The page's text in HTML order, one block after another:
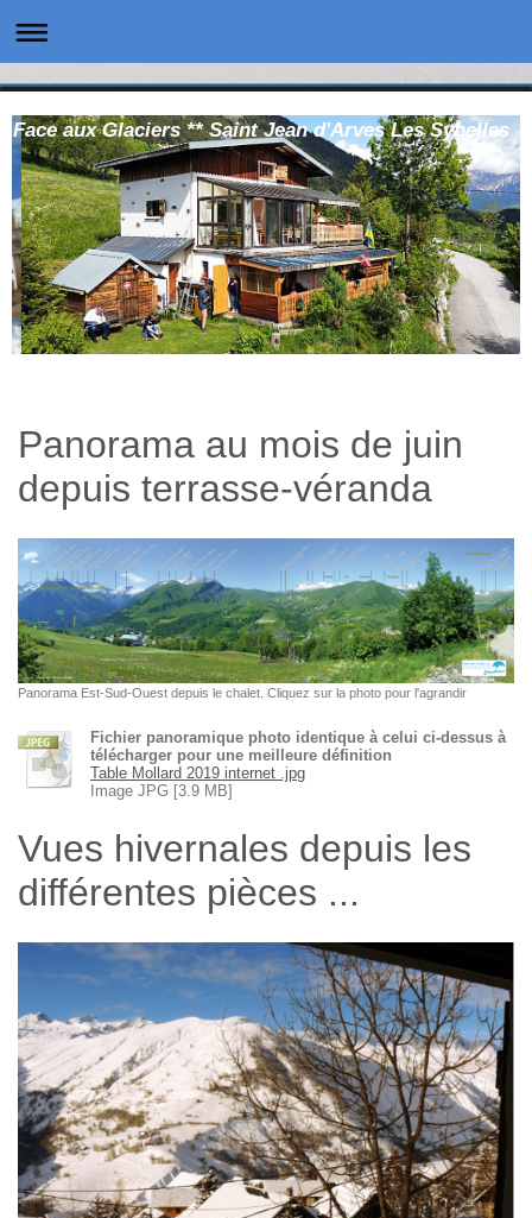
Face aux Glaciers ** Saint Jean d'Arves Les Sybelles
Panorama au mois de juin
depuis terrasse-véranda
Panorama Est-Sud-Ouest depuis le chalet. Cliquez sur la photo pour l'agrandir
Fichier panoramique photo identique à celui ci-dessus à
télécharger pour une meilleure définition
Table Mollard 2019 internet .jpg
Image JPG [3.9 MB]
Vues hivernales depuis les
différentes pièces ...